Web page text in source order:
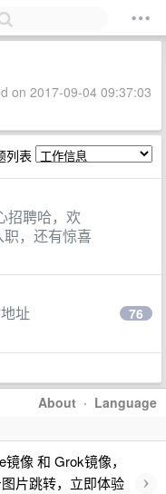
on 2017-09-04 09:37:03
列表
招聘哈，欢
，还有惊喜
址 76
About · Language
像 和 Grok镜像，
片跳转，立即体验
›